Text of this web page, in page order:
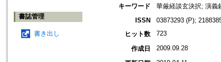
書誌管理
書き出し
キーワード
華厳経談玄決択; 演義
ISSN
03873293 (P);
ヒット数
723
作成日 2009.09.28